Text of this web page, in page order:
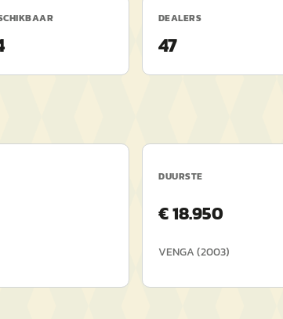
DEALERS
47
DUURSTE
€18.950
VENGA(2003)